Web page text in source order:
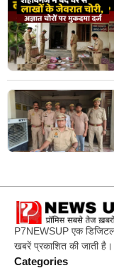
P7NEWSUP एक डिजिटल
खबरें प्रकाशित की जाती है।
Categories